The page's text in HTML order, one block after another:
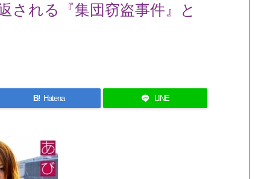
れる『集団窃盗事件』と
B! Hatena LINE